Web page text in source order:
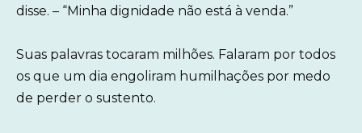
disse. – “Minha dignidade não está à venda.”
Suas palavras tocaram milhões. Falaram por todos
os que um dia engoliram humilhações por medo
de perder o sustento.